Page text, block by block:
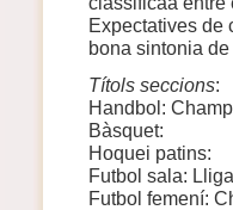
Expectatives de
bona sintonia
Títols seccions:
Handbol:
Bàsquet:
Hoquei patins:
Futbol sala: Lliga
Futbol femení: